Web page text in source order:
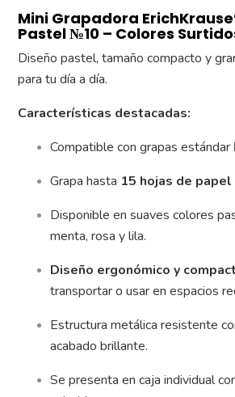
Mini Grapadora
Pastel №10 – Colores
Diseño pastel, tamaño compacto y
para tu día a día.
Características destacadas:
Compatible con grapas estándar
Grapa hasta 15 hojas de papel
Disponible en suaves colores
menta, rosa y lila.
Diseño ergonómico y
transportar o usar en espacios
Estructura metálica resistente
acabado brillante.
Se presenta en caja individual